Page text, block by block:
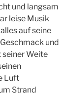
und langsam
leise Musik
auf seine
und
seiner Weite
Luft
Strand